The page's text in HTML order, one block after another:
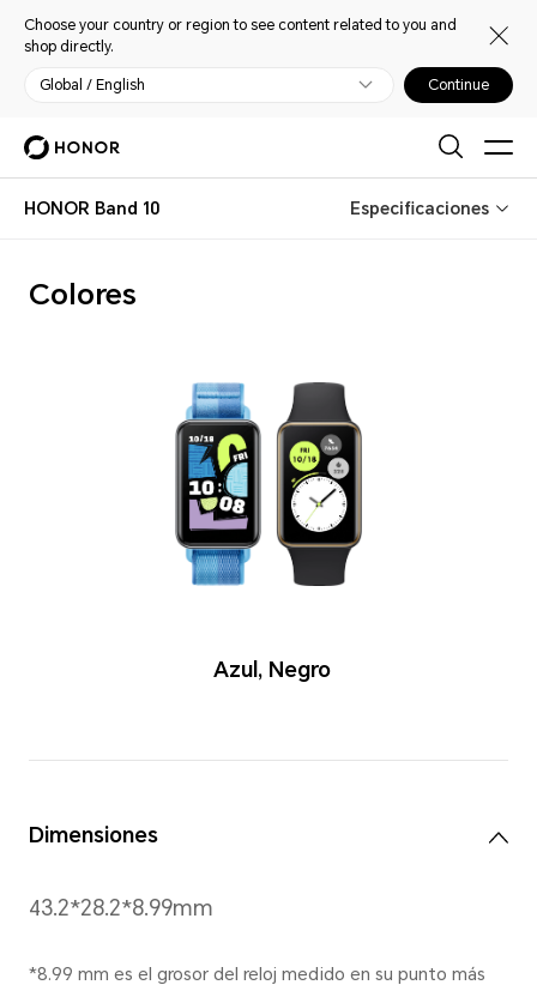
Choose your country or region to see content related to you and
shop directly.
Global / English Continue
HONOR Band 10 Especificaciones
Colores